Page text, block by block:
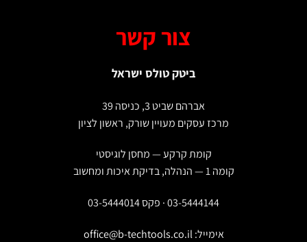
צור קשר
ביטק טולס ישראל
אברהם שביט 3, כניסה 39
מרכז עסקים מעויין שורק, ראשון לציון
קומת קרקע — מחסן לוגיסטי
03-5444144 · פקס 03-5444014
אימייל:office@b-techtools.co.il